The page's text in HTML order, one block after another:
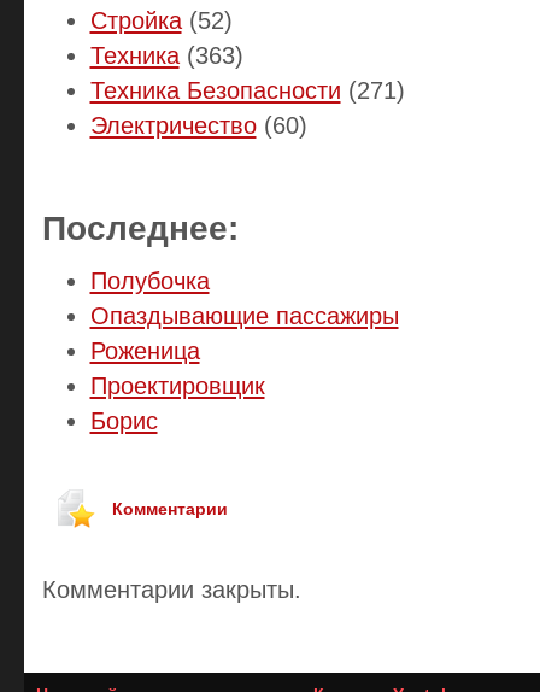
Стройка(52)
Техника(363)
Техника Безопасности (271)
Электричество(60)
Последнее:
Полубочка
Опаздывающие пассажиры
Роженица
Проектировщик
Борис
Комментарии
Комментарии закрыты.